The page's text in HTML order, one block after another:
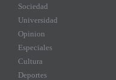
Sociedad
Universidad
Opinion
Especiales
Cultura
Deportes